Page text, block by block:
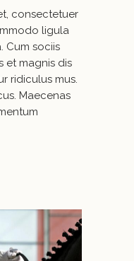
consectetuer
ligula
Cum sociis
et magnis dis
ridiculus mus.
Maecenas